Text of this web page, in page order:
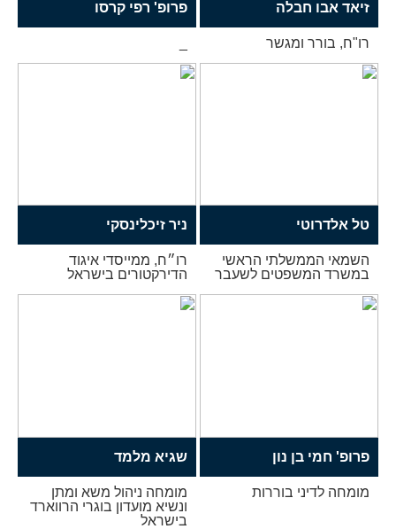
זיאד אבו חבלה
רו"ח, בורר ומגשר
פרופ' רפי קרסו
טל אלדרוטי
השמאי הממשלתי הראשי
במשרד המשפטים לשעבר
ניר זיכלינסקי
רו״ח, ממייסדי איגוד
הדירקטורים בישראל
פרופ' חמי בן נון
מומחה לדיני בוררות
שגיא מלמד
מומחה ניהול משא ומתן
ונשיא מועדון בוגרי הרווארד
בישראל